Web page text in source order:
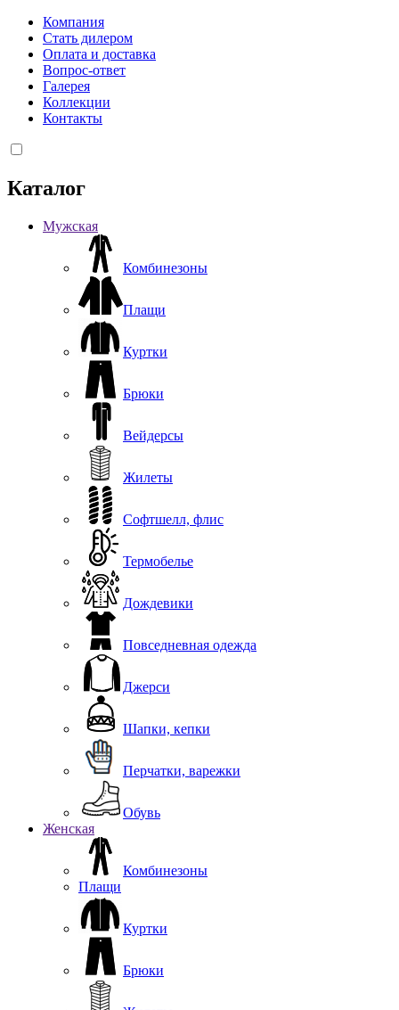
Компания
Стать дилером
Оплата и доставка
Вопрос-ответ
Галерея
Коллекции
Контакты
Каталог
Мужская
Комбинезоны
Плащи
Куртки
Брюки
Вейдерсы
Жилеты
Софтшелл, флис
Термобелье
Дождевики
Повседневная одежда
Джерси
Шапки, кепки
Перчатки, варежки
Обувь
Женская
Комбинезоны
Плащи
Куртки
Брюки